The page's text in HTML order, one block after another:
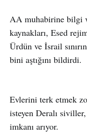
AA muhabirine bilgi
kaynakları, Esed
Ürdün ve İsrail
bini aştığını bildirdi.
Evlerini terk etmek
isteyen Deralı siviller,
imkanı arıyor.